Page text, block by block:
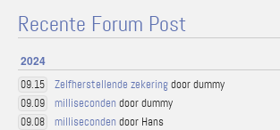
Recente Forum Post
2024
09.15 Zelfherstellende zekeringdoor dummy
09.09 milliseconden door dummy
09.08 milliseconden door Hans